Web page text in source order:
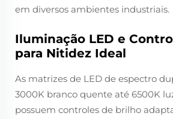
em diversos ambientes industriais.
Iluminação LED e
para Nitidez Ideal
As matrizes de LED de espectro
3000K branco quente até 6500K
possuem controles de brilho